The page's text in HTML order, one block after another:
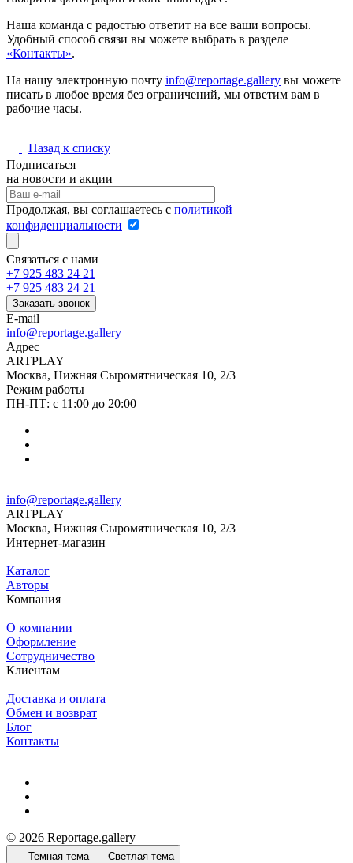
Наша команда с радостью ответит на все ваши вопросы.
Удобный способ связи вы можете выбрать в разделе
«Контакты».
На нашу электронную почту info@reportage.gallery вы можете
писать в любое время без ограничений, мы ответим вам в
рабочие часы.
Назад к списку
Подписаться
на новости и акции
Продолжая, вы соглашаетесь с политикой
конфиденциальности
Связаться с нами
+7 925 483 24 21
+7 925 483 24 21
Заказать звонок
E-mail
info@reportage.gallery
Адрес
ARTPLAY
Москва, Нижняя Сыромятническая 10, 2/3
Режим работы
ПН-ПТ: с 11:00 до 20:00
info@reportage.gallery
ARTPLAY
Москва, Нижняя Сыромятническая 10, 2/3
Интернет-магазин
Каталог
Авторы
Компания
О компании
Оформление
Сотрудничество
Клиентам
Доставка и оплата
Обмен и возврат
Блог
Контакты
© 2026 Reportage.gallery
Темная тема Светлая тема